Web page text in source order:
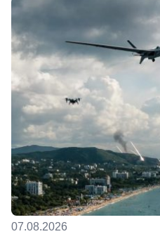
07.08.2026